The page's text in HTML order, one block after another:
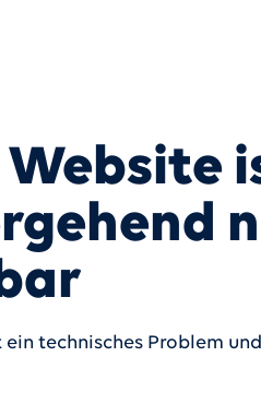
Website
technisches Problem